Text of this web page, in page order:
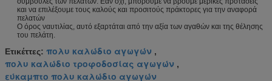
και να επιλέξουμε τους καλούς και προσιτούς πράκτορες για την αναφορά
πελατών
Ο όρος ναυτιλίας, αυτό εξαρτάται από την αξία των αγαθών και της θέλησης
του πελάτη.
Ετικέττες: πολυ καλώδιο αγωγών ,
πολυ καλώδιο τροφοδοσίας αγωγών ,
εύκαμπτο πολυ καλώδιο αγωγών